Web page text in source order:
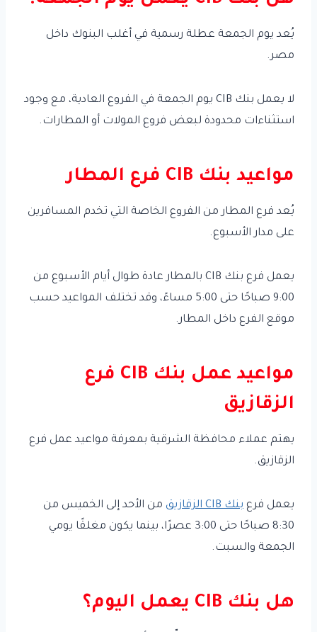
يُعد يوم الجمعة عطلة رسمية في أغلب البنوك داخل
مصر.
لا يعمل بنك CIB يوم الجمعة في الفروع العادية، مع وجود
استثناءات محدودة لبعض فروع المولات أو المطارات.
مواعيد بنك CIB فرع المطار
يُعد فرع المطار من الفروع الخاصة التي تخدم المسافرين
على مدار الأسبوع.
يعمل فرع بنك CIB بالمطار عادة طوال أيام الأسبوع من
9:00 صباحًا حتى 5:00 مساءً، وقد تختلف المواعيد حسب
موقع الفرع داخل المطار.
مواعيد عمل بنك CIB فرع
الزقازيق
يهتم عملاء محافظة الشرقية بمعرفة مواعيد عمل فرع
الزقازيق.
يعمل فرع بنك CIB الزقازيق
من الأحد إلى الخميس من
8:30 صباحًا حتى 3:00 عصرًا، بينما يكون مغلقًا يومي
الجمعة والسبت.
هل بنك CIB يعمل اليوم؟